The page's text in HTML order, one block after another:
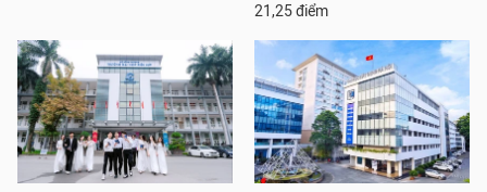
21,25 điểm